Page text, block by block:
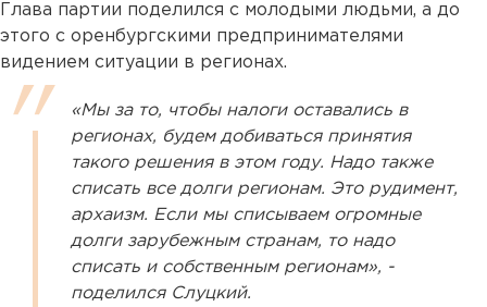
Глава партии поделился с молодыми людьми, а до
этого с оренбургскими предпринимателями
видением ситуации в регионах.
«Мы за то, чтобы налоги оставались в
регионах, будем добиваться принятия
такого решения в этом году. Надо также
списать все долги регионам. Это рудимент,
архаизм. Если мы списываем огромные
долги зарубежным странам, то надо
списать и собственным регионам», -
поделился Слуцкий.